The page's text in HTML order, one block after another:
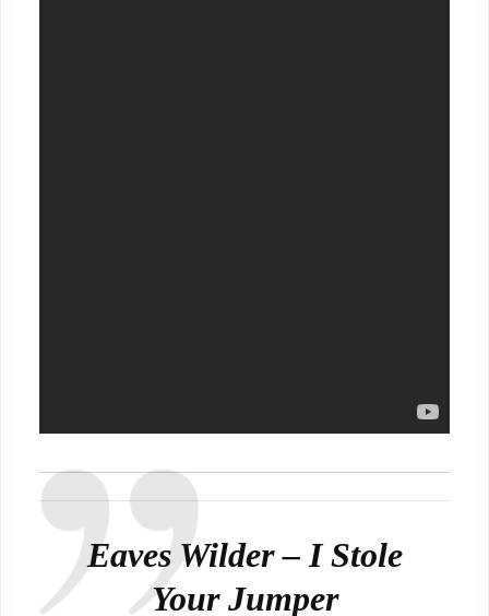
Eaves Wilder – I Stole
Your Jumper